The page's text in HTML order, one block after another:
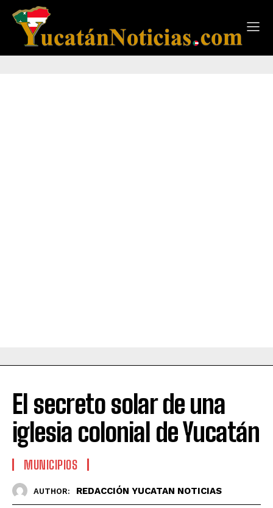
El secreto solar de una
iglesia colonial de Yucatán
MUNICIPIOS
AUTHOR: REDACCIÓN YUCATAN NOTICIAS